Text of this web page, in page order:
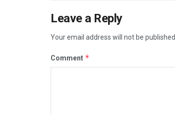
Leave a Reply
Your email address will not be published.
Comment *